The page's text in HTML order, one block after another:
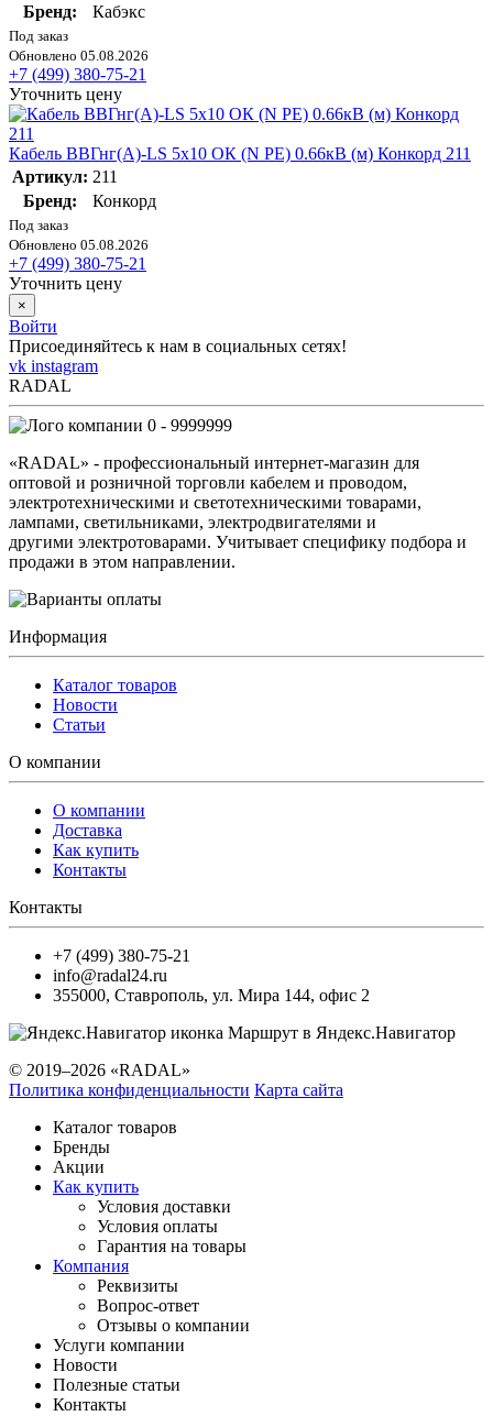
Бренд:
Кабэкс
Под заказ
Обновлено 05.08.2026
+7 (499) 380-75-21
Уточнить цену
Кабель ВВГнг(А)-LS 5х10 ОК (N PE) 0.66кВ (м) Конкорд 211
Артикул: 211
Бренд:
Конкорд
Под заказ
Обновлено 05.08.2026
+7 (499) 380-75-21
Уточнить цену
×
Войти
Присоединяйтесь к нам в социальных сетях!
vk instagram
RADAL
0 - 9999999
«RADAL» - профессиональный интернет-магазин для
оптовой и розничной торговли кабелем и проводом,
электротехническими и светотехническими товарами,
лампами, светильниками, электродвигателями и
другими электротоварами. Учитывает специфику подбора и
продажи в этом направлении.
Информация
Каталог товаров
Новости
Статьи
О компании
О компании
Доставка
Как купить
Контакты
Контакты
+7 (499) 380-75-21
info@radal24.ru
355000, Ставрополь, ул. Мира 144, офис 2
Маршрут в Яндекс.Навигатор
© 2019–2026 «RADAL»
Политика конфиденциальности Карта сайта
Каталог товаров
Бренды
Акции
Как купить
Условия доставки
Условия оплаты
Гарантия на товары
Компания
Реквизиты
Вопрос-ответ
Отзывы о компании
Услуги компании
Новости
Полезные статьи
Контакты